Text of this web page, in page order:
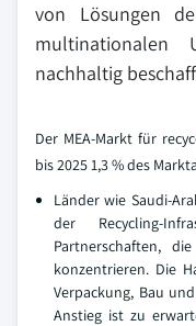
von Lösungen
multinationalen
nachhaltig
Der MEA-Markt für
bis 2025 1,3 % des
Länder wie Saudi-
der Recycling-
Partnerschaften,
konzentrieren. Die
Verpackung, Bau
Anstieg ist zu